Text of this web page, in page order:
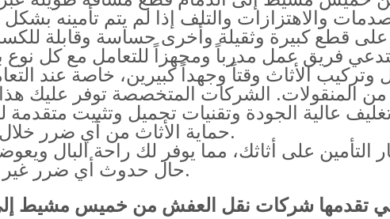
قطع كبيرة وثقيلة وأخرى حساسة وقابلة
الأثاث وقتاً وجهداً كبيرين، خاصة عند
عالية الجودة وتقنيات تحميل وتثبيت
حماية الأثاث من أي ضرر خلال النقل.
التأمين على أثاثك، مما يوفر لك راحة البال
حال حدوث أي ضرر غير متوقع.